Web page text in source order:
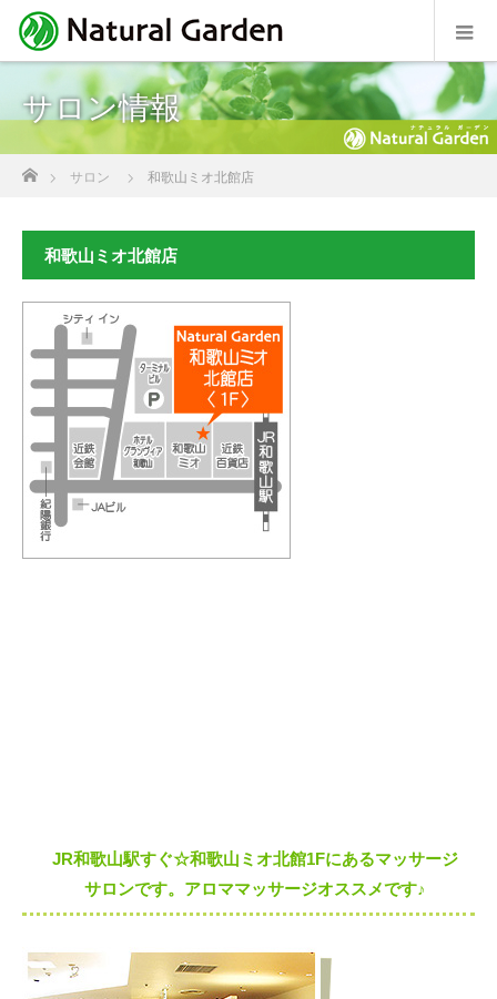
サロン情報
ホーム
サロン 和歌山ミオ北館店
和歌山ミオ北館店
JR和歌山駅すぐ☆和歌山ミオ北館1Fにあるマッサージ
サロンです。アロママッサージオススメです♪